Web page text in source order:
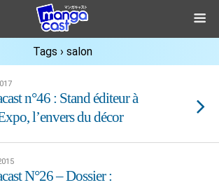
Tags › salon
n°46 : Stand éditeur à
l’envers du décor
N°26 – Dossier :